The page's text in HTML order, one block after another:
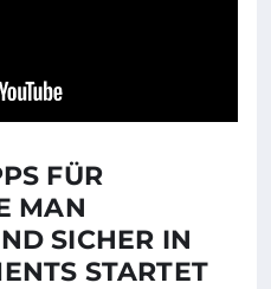
FÜR
MAN
SICHER IN
STARTET